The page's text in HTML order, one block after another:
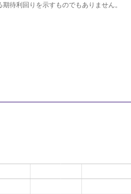
期待利回りを示すものでもありません。